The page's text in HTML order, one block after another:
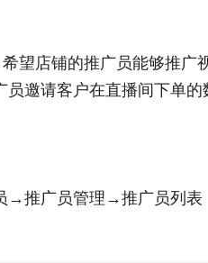
望店铺的推广员能够推
邀请客户在直播间下单的
→推广员管理→推广员列表